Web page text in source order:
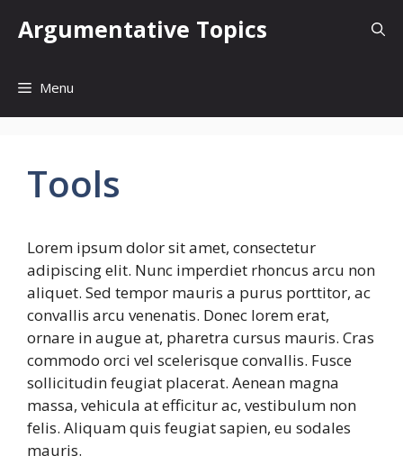
Argumentative Topics
Menu
Tools
Lorem ipsum dolor sit amet, consectetur
adipiscing elit. Nunc imperdiet rhoncus arcu non
aliquet. Sed tempor mauris a purus porttitor, ac
convallis arcu venenatis. Donec lorem erat,
ornare in augue at, pharetra cursus mauris. Cras
commodo orci vel scelerisque convallis. Fusce
sollicitudin feugiat placerat. Aenean magna
massa, vehicula at efficitur ac, vestibulum non
felis. Aliquam quis feugiat sapien, eu sodales
mauris.